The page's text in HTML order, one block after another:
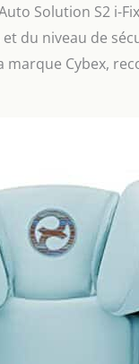
Solution S2 i-
du niveau de
marque Cybex,